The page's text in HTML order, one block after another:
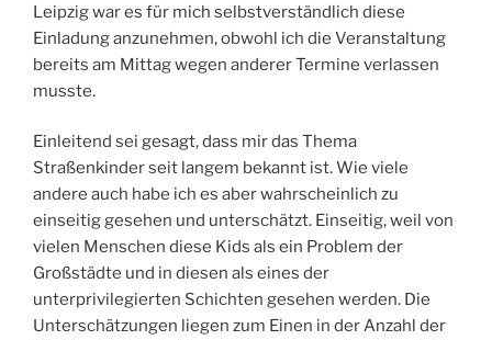
Leipzig war es für mich selbstverständlich diese
Einladung anzunehmen, obwohl ich die Veranstaltung
bereits am Mittag wegen anderer Termine verlassen
musste.
Einleitend sei gesagt, dass mir das Thema
Straßenkinder seit langem bekannt ist. Wie viele
andere auch habe ich es aber wahrscheinlich zu
einseitig gesehen und unterschätzt. Einseitig, weil von
vielen Menschen diese Kids als ein Problem der
Großstädte und in diesen als eines der
unterprivilegierten Schichten gesehen werden. Die
Unterschätzungen liegen zum Einen in der Anzahl der